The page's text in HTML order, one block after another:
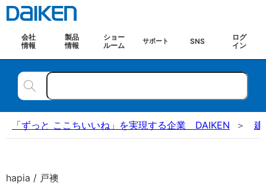
会社
情報
製品
情報
ショー
ルーム
サポート SNS
ログ
イン
「ずっと ここちいいね」を実現する企業 DAIKEN 建
hapia / 戸襖